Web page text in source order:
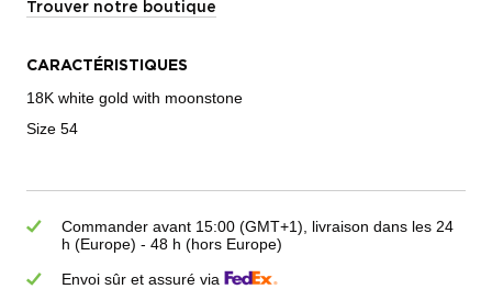
Trouver notre boutique
CARACTÉRISTIQUES
18K white gold with moonstone
Size 54
Commander avant 15:00 (GMT+1), livraison dans les 24
h (Europe) - 48 h (hors Europe)
Envoi sûr et assuré via